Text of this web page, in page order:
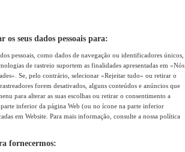
seus dados pessoais para:
pessoais, como dados de navegação ou identificadores únicos,
de rastreio suportem as finalidades apresentadas em «Nós
Se, pelo contrário, selecionar «Rejeitar tudo» ou retirar o
forem desativados, alguns conteúdos e anúncios que
para alterar as suas escolhas ou retirar o consentimento a
inferior da página Web (ou no ícone na parte inferior
em Website. Para mais informação, consulte a nossa política
fornecermos: